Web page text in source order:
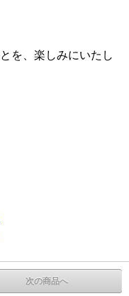
を、楽しみにいたし
次の商品へ